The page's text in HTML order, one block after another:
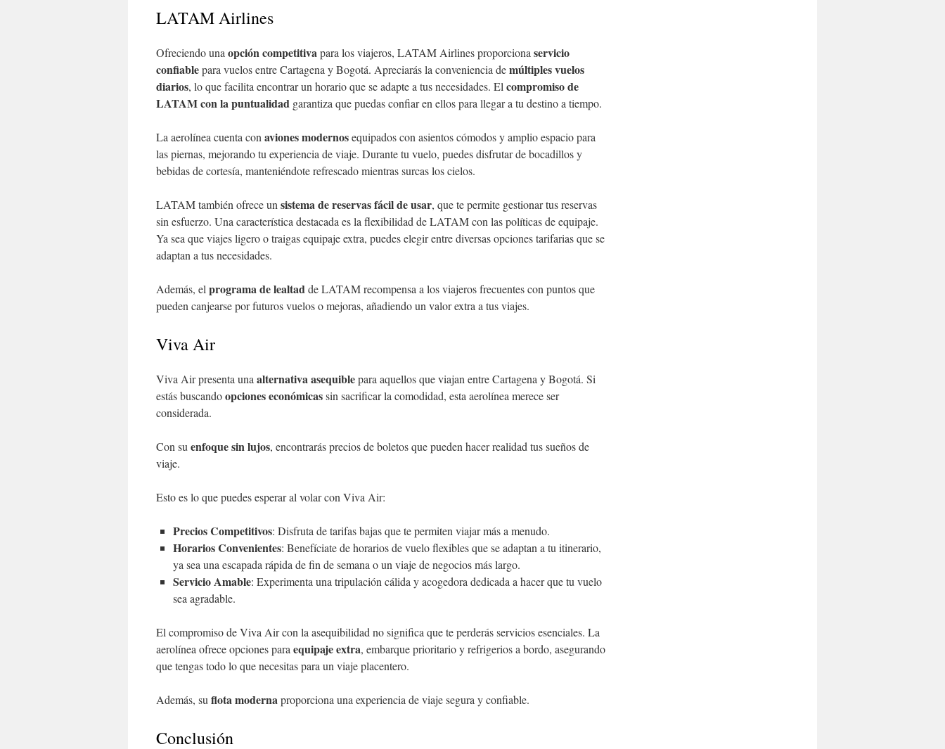
LATAM Airlines
Ofreciendo una opción competitivapara los viajeros, LATAM Airlines proporciona servicio
confiablepara vuelos entre Cartagena y Bogotá. Apreciarás la conveniencia demúltiples vuelos
diarios, lo que facilita encontrar un horario que se adapte a tus necesidades. El compromiso de
LATAM con la puntualidad garantiza que puedas confiar en ellos para llegar a tu destino a tiempo.
La aerolínea cuenta con aviones modernosequipados con asientos cómodos y amplio espacio para
las piernas, mejorando tu experiencia de viaje. Durante tu vuelo, puedes disfrutar de bocadillos y
bebidas de cortesía, manteniéndote refrescado mientras surcas los cielos.
LATAM también ofrece un sistema de reservas fácil de usar, que te permite gestionar tus reservas
sin esfuerzo. Una característica destacada es la flexibilidad de LATAM con las políticas de equipaje.
Ya sea que viajes ligero o traigas equipaje extra, puedes elegir entre diversas opciones tarifarias que se
adaptan a tus necesidades.
Además, el programa de lealtadde LATAM recompensa a los viajeros frecuentes con puntos que
pueden canjearse por futuros vuelos o mejoras, añadiendo un valor extra a tus viajes.
Viva Air
Viva Air presenta una alternativa asequiblepara aquellos que viajan entre Cartagena y Bogotá. Si
estás buscandoopciones económicassin sacrificar la comodidad, esta aerolínea merece ser
considerada.
Con su enfoque sin lujos, encontrarás precios de boletos que pueden hacer realidad tus sueños de
viaje.
Esto es lo que puedes esperar al volar con Viva Air:
Precios Competitivos: Disfruta de tarifas bajas que te permiten viajar más a menudo.
Horarios Convenientes: Benefíciate de horarios de vuelo flexibles que se adaptan a tu itinerario,
ya sea una escapada rápida de fin de semana o un viaje de negocios más largo.
Servicio Amable: Experimenta una tripulación cálida y acogedora dedicada a hacer que tu vuelo
sea agradable.
El compromiso de Viva Air con la asequibilidad no significa que te perderás servicios esenciales. La
aerolínea ofrece opciones para equipaje extra, embarque prioritario y refrigerios a bordo, asegurando
que tengas todo lo que necesitas para un viaje placentero.
Además, su flota modernaproporciona una experiencia de viaje segura y confiable.
Conclusión